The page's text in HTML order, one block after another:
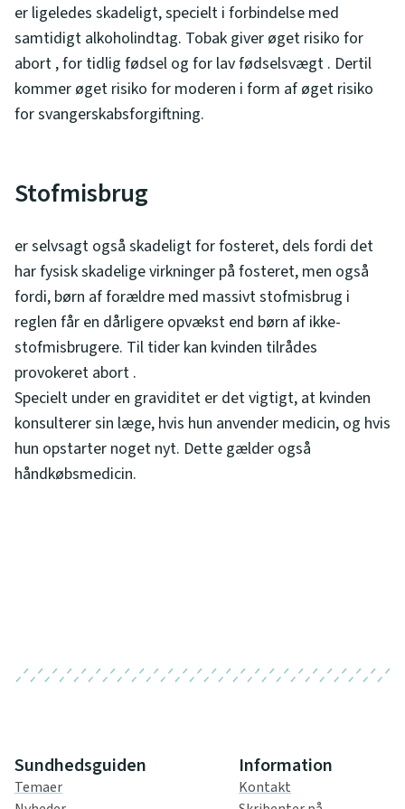
er ligeledes skadeligt, specielt i forbindelse med
samtidigt alkoholindtag. Tobak giver øget risiko for
abort , for tidlig fødsel og for lav fødselsvægt . Dertil
kommer øget risiko for moderen i form af øget risiko
for svangerskabsforgiftning.
Stofmisbrug
er selvsagt også skadeligt for fosteret, dels fordi det
har fysisk skadelige virkninger på fosteret, men også
fordi, børn af forældre med massivt stofmisbrug i
reglen får en dårligere opvækst end børn af ikke-
stofmisbrugere. Til tider kan kvinden tilrådes
provokeret abort .
Specielt under en graviditet er det vigtigt, at kvinden
konsulterer sin læge, hvis hun anvender medicin, og hvis
hun opstarter noget nyt. Dette gælder også
håndkøbsmedicin.
Sundhedsguiden
Temaer
Information
Kontakt